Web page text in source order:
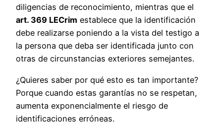
diligencias de reconocimiento, mientras que el
art. 369 LECrim establece que la identificación
debe realizarse poniendo a la vista del testigo a
la persona que deba ser identificada junto con
otras de circunstancias exteriores semejantes.
¿Quieres saber por qué esto es tan importante?
Porque cuando estas garantías no se respetan,
aumenta exponencialmente el riesgo de
identificaciones erróneas.